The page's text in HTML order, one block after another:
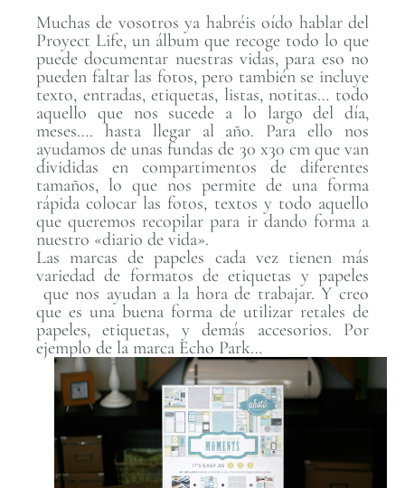
Muchas de vosotros ya habréis oído hablar del
Proyect Life, un álbum que recoge todo lo que
puede documentar nuestras vidas, para eso no
pueden faltar las fotos, pero también se incluye
texto, entradas, etiquetas, listas, notitas… todo
aquello que nos sucede a lo largo del día,
meses…. hasta llegar al año. Para ello nos
ayudamos de unas fundas de 30 x30 cm que van
divididas en compartimentos de diferentes
tamaños, lo que nos permite de una forma
rápida colocar las fotos, textos y todo aquello
que queremos recopilar para ir dando forma a
nuestro «diario de vida».
Las marcas de papeles cada vez tienen más
variedad de formatos de etiquetas y papeles
que nos ayudan a la hora de trabajar. Y creo
que es una buena forma de utilizar retales de
papeles, etiquetas, y demás accesorios. Por
ejemplo de la marca Echo Park…